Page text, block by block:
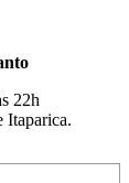
22h
Itaparica.